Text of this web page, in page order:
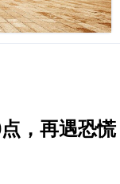
，再遇恐慌